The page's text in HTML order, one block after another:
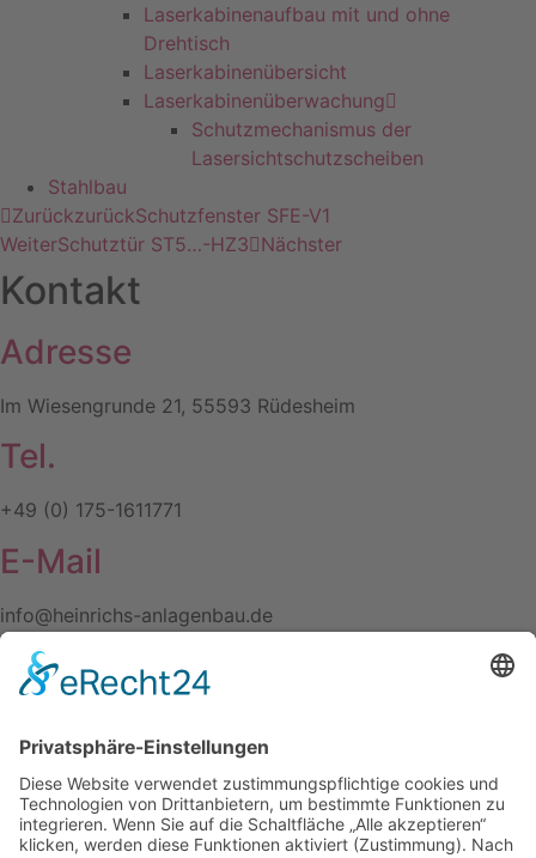
Laserkabinenaufbau mit und ohne
Drehtisch
Laserkabinenübersicht
Laserkabinenüberwachung
Schutzmechanismus der
Lasersichtschutzscheiben
Stahlbau
ZurückzurückSchutzfenster SFE-V1
WeiterSchutztür ST5…-HZ3 Nächster
Kontakt
Adresse
Im Wiesengrunde 21, 55593 Rüdesheim
Tel.
+49 (0) 175-1611771
E-Mail
info@heinrichs-anlagenbau.de
Wir benötigen Ihre
Zustimmung, um den
Google Maps-
Service zu laden!